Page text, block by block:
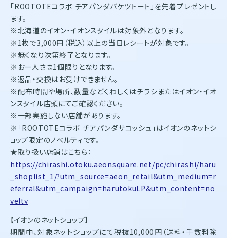
「ROOTOTEコラボ チアパンダバケツトート」を先着プレゼントし
ます。
※北海道のイオン・イオンスタイルは対象外となります。
※1枚で3,000円（税込）以上の当日レシートが対象です。
※無くなり次第終了となります。
※お一人さま1個限りとなります。
※返品・交換はお受けできません。
※配布時間や場所、数量などくわしくはチラシまたはイオン・イオ
ンスタイル店頭にてご確認ください。
※一部実施しない店舗があります。
※「ROOTOTEコラボ チアパンダサコッシュ」はイオンのネットシ
ョップ限定のノベルティです。
★取り扱い店舗はこちら：
https://chirashi.otoku.aeonsquare.net/pc/chirashi/haru
_shoplist_1/?utm_source=aeon_retail&utm_medium=r
eferral&utm_campaign=harutokuLP&utm_content=no
velty
【イオンのネットショップ】
期間中、対象ネットショップにて税抜10,000円（送料・手数料除